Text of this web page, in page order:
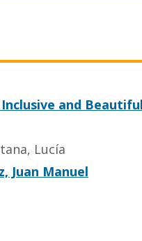
and
Lucía
Juan Manuel